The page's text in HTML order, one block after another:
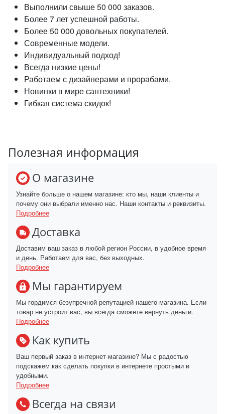
Выполнили свыше 50 000 заказов.
Более 7 лет успешной работы.
Более 50 000 довольных покупателей.
Современные модели.
Индивидуальный подход!
Всегда низкие цены!
Работаем с дизайнерами и прорабами.
Новинки в мире сантехники!
Гибкая система скидок!
Полезная информация
О магазине
Узнайте больше о нашем магазине: кто мы, наши клиенты и
почему они выбрали именно нас. Наши контакты и реквизиты.
Подробнее
Доставка
Доставим ваш заказ в любой регион России, в удобное время
и день. Работаем для вас, без выходных.
Подробнее
Мы гарантируем
Мы гордимся безупречной репутацией нашего магазина. Если
товар не устроит вас, вы всегда сможете вернуть деньги.
Подробнее
Как купить
Ваш первый заказ в интернет-магазине? Мы с радостью
подскажем как сделать покупки в интернете простыми и
удобными.
Подробнее
Всегда на связи